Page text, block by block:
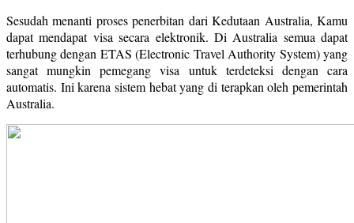
Sesudah menanti proses penerbitan dari Kedutaan Australia, Kamu
dapat mendapat visa secara elektronik. Di Australia semua dapat
terhubung dengan ETAS (Electronic Travel Authority System) yang
sangat mungkin pemegang visa untuk terdeteksi dengan cara
automatis. Ini karena sistem hebat yang di terapkan oleh pemerintah
Australia.